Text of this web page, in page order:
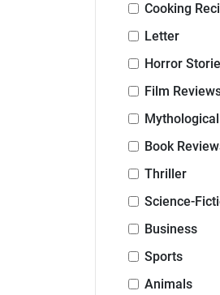
Cooking
Letter
Horror
Film
Book
Thriller
Science-
Business
Sports
Animals